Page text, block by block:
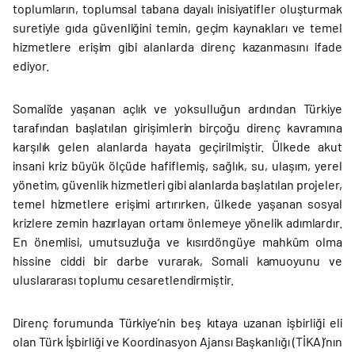
toplumların, toplumsal tabana dayalı inisiyatifler oluşturmak
suretiyle gıda güvenliğini temin, geçim kaynakları ve temel
hizmetlere erişim gibi alanlarda direnç kazanmasını ifade
ediyor.
Somali’de yaşanan açlık ve yoksulluğun ardından Türkiye
tarafından başlatılan girişimlerin birçoğu direnç kavramına
karşılık gelen alanlarda hayata geçirilmiştir. Ülkede akut
insani kriz büyük ölçüde hafiflemiş, sağlık, su, ulaşım, yerel
yönetim, güvenlik hizmetleri gibi alanlarda başlatılan projeler,
temel hizmetlere erişimi artırırken, ülkede yaşanan sosyal
krizlere zemin hazırlayan ortamı önlemeye yönelik adımlardır.
En önemlisi, umutsuzluğa ve kısırdöngüye mahkûm olma
hissine ciddi bir darbe vurarak, Somali kamuoyunu ve
uluslararası toplumu cesaretlendirmiştir.
Direnç forumunda Türkiye’nin beş kıtaya uzanan işbirliği eli
olan Türk İşbirliği ve Koordinasyon Ajansı Başkanlığı (TİKA)’nın